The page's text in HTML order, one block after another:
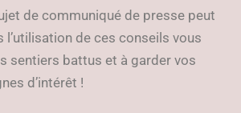
de communiqué de presse peut
l’utilisation de ces conseils vous
sentiers battus et à garder vos
d’intérêt !